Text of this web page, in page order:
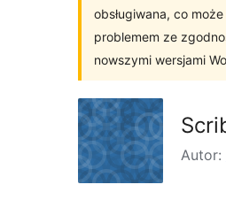
obsługiwana, co
problemem ze
nowszymi wersjami
Autor: